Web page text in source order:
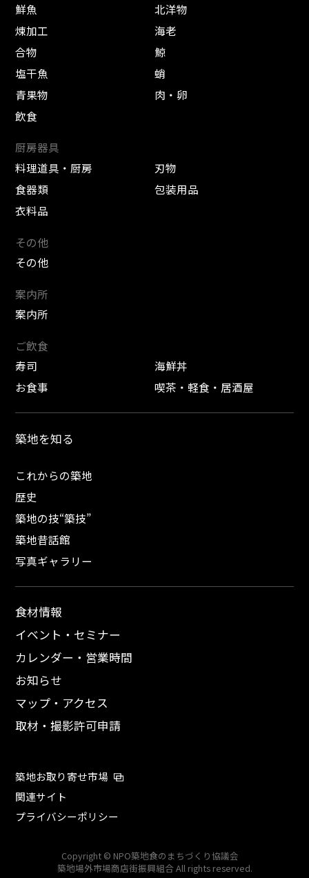
鮮魚
北洋物
煉加工
海老
合物
鯨
塩干魚
蛸
青果物
肉・卵
飲食
厨房器具
料理道具・厨房
刃物
食器類
包装用品
衣料品
その他
その他
案内所
案内所
ご飲食
寿司
海鮮丼
お食事
喫茶・軽食・居酒屋
築地を知る
これからの築地
歴史
築地の技“築技”
築地昔話館
写真ギャラリー
食材情報
イベント・セミナー
カレンダー・営業時間
お知らせ
マップ・アクセス
取材・撮影許可申請
築地お取り寄せ市場
関連サイト
プライバシーポリシー
Copyright © NPO築地食のまちづくり協議会
築地場外市場商店街振興組合 All rights reserved.